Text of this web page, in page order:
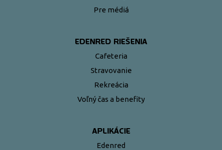
Pre médiá
EDENRED RIEŠENIA
Cafeteria
Stravovanie
Rekreácia
Voľný čas a benefity
APLIKÁCIE
Edenred